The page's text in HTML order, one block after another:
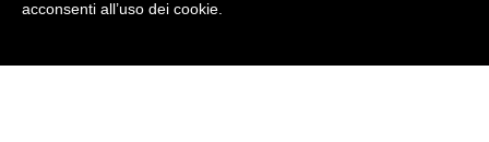
i
acconsenti all’uso dei cookie.